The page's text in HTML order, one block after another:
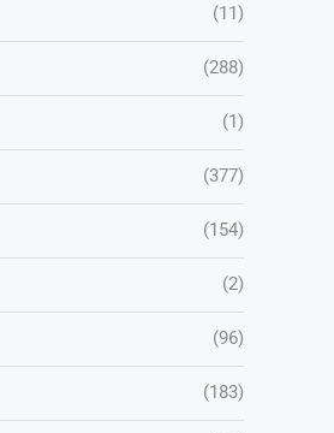
(11)
(288)
(1)
(377)
(154)
(2)
(96)
(183)